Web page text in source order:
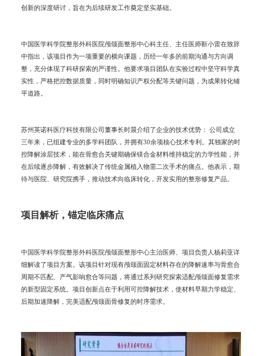
创新的深度研讨，旨在为后续研发工作奠定坚实基础。
中国医学科学院整形外科医院颅颌面整形中心科主任、主任医师靳小雷在致辞
中指出，该项目作为一项重要的横向课题，历经一年多的前期沟通与方向调
整，充分体现了科研探索的严谨性。他要求项目团队在实验过程中坚守科学真
实性，严格把控数据质量，同时明确知识产权分配等关键问题，为成果转化铺
平道路。
苏州英诺科医疗科技有限公司董事长时晨介绍了企业的技术优势： 公司成立
三年来，已组建专业的多学科团队，并拥有30余项核心技术专利。其独家的时
控降解涂层技术，能在骨愈合关键期确保镁合金材料维持稳定的力学性能，并
在后续逐步降解，有效解决了传统金属植入物需二次手术的痛点。他表示，期
待与医院、研究院携手，推动技术向临床转化，开发实用的整形修复产品。
项目解析，锚定临床痛点
中国医学科学院整形外科医院颅颌面整形中心主治医师、项目负责人杨莉亚详
细解读了项目方案。该项目针对现有颅颌面固定材料存在的降解速率与骨愈合
周期不匹配、产气影响愈合等问题，将通过系列研究探索适配颅颌面修复需求
的新型固定系统。项目创新点在于利用可控降解技术，使材料早期力学稳定、
后期加速降解，完美适配颅颌面骨修复的时序需求。